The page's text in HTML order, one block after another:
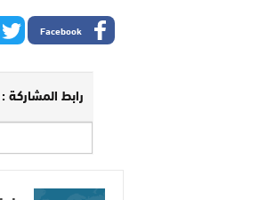
Facebook
رابط المشاركة :